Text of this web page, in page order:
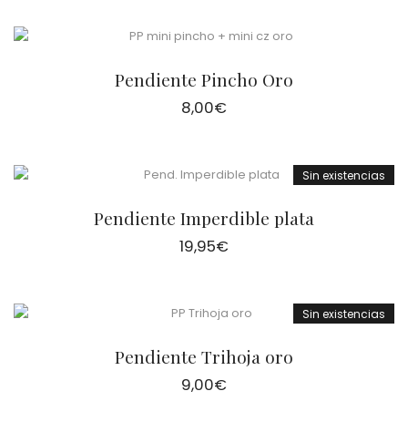
Pendiente Pincho Oro
8,00€
Sin existencias
Pendiente Imperdible plata
19,95€
Sin existencias
Pendiente Trihoja oro
9,00€